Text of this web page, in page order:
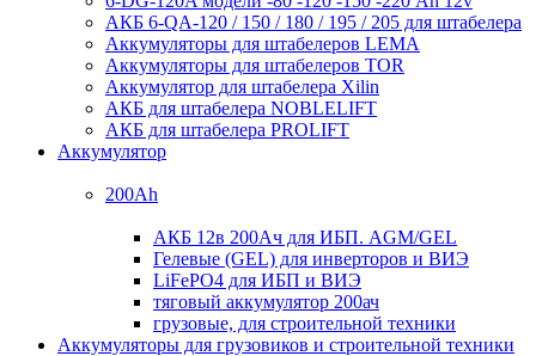
АКБ 6-QA-120 / 150 / 180 / 195 / 205 для штабелера
Аккумуляторы для штабелеров LEMA
Аккумуляторы для штабелеров TOR
Аккумулятор для штабелера Xilin
АКБ для штабелера NOBLELIFT
АКБ для штабелера PROLIFT
Аккумулятор
200Ah
АКБ 12в 200Ач для ИБП. AGM/GEL
Гелевые (GEL) для инверторов и ВИЭ
LiFePO4 для ИБП и ВИЭ
тяговый аккумулятор 200ач
грузовые, для строительной техники
Аккумуляторы для грузовиков и строительной техники